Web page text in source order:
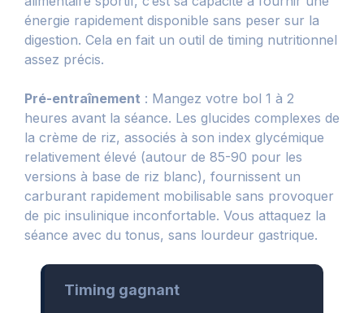
énergie rapidement disponible sans peser sur la
digestion. Cela en fait un outil de timing nutritionnel
assez précis.
Pré-entraînement : Mangez votre bol 1 à 2
heures avant la séance. Les glucides complexes de
la crème de riz, associés à son index glycémique
relativement élevé (autour de 85-90 pour les
versions à base de riz blanc), fournissent un
carburant rapidement mobilisable sans provoquer
de pic insulinique inconfortable. Vous attaquez la
séance avec du tonus, sans lourdeur gastrique.
Timing gagnant